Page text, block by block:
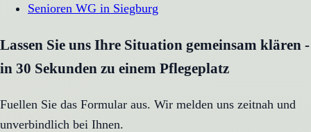
Senioren WG in Siegburg
Lassen Sie uns Ihre Situation gemeinsam klären -
in 30 Sekunden zu einem Pflegeplatz
Fuellen Sie das Formular aus. Wir melden uns zeitnah und
unverbindlich bei Ihnen.